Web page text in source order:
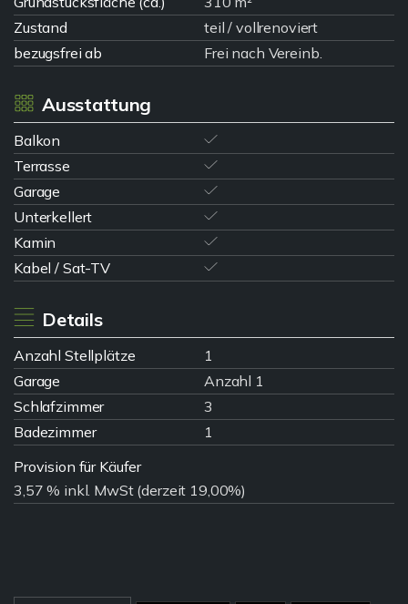
Zustand
teil / vollrenoviert
bezugsfrei ab
Frei nach Vereinb.
Ausstattung
Balkon
Terrasse
Garage
Unterkellert
Kamin
Kabel / Sat-TV
Details
Anzahl Stellplätze
1
Garage
Anzahl 1
Schlafzimmer
3
Badezimmer
1
Provision für Käufer
3,57 % inkl. MwSt (derzeit 19,00%)